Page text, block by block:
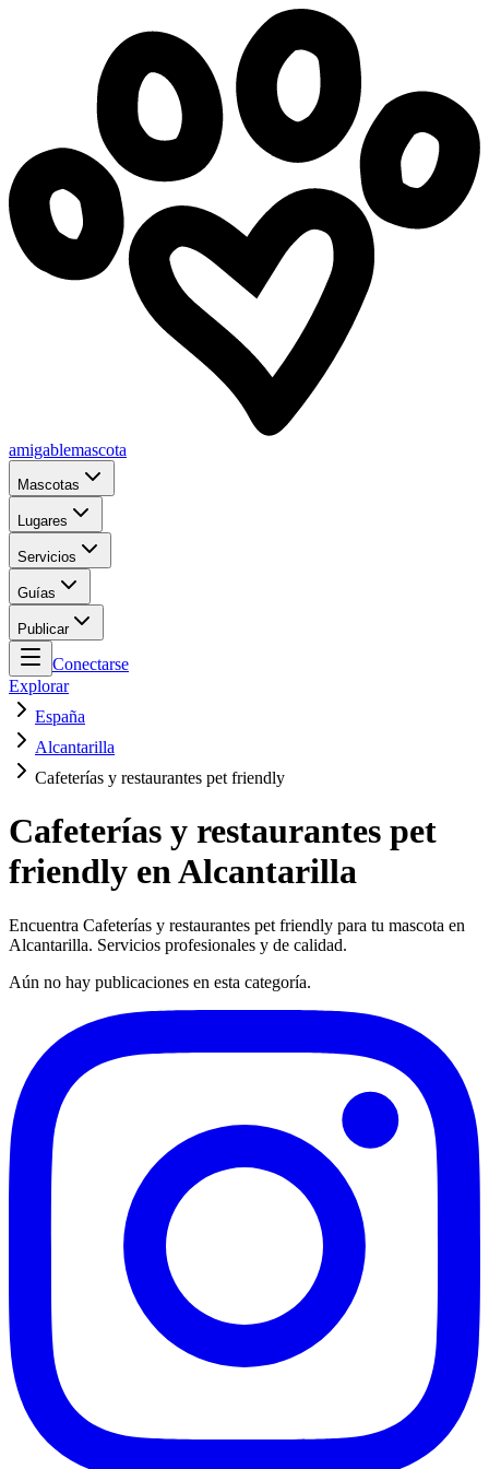
amigablemascota
Mascotas
Lugares
Servicios
Guías
Publicar
Conectarse
Explorar
España
Alcantarilla
Cafeterías y restaurantes pet friendly
Cafeterías y restaurantes pet
friendly en Alcantarilla
Encuentra Cafeterías y restaurantes pet friendly para tu mascota en
Alcantarilla. Servicios profesionales y de calidad.
Aún no hay publicaciones en esta categoría.